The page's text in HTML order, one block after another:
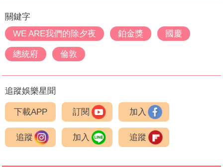
關鍵字
WE ARE我們的除夕夜
鉑金獎 國慶
總統府 倫敦
追蹤娛樂星聞
下載APP 訂閱 加入
追蹤 加入 追蹤